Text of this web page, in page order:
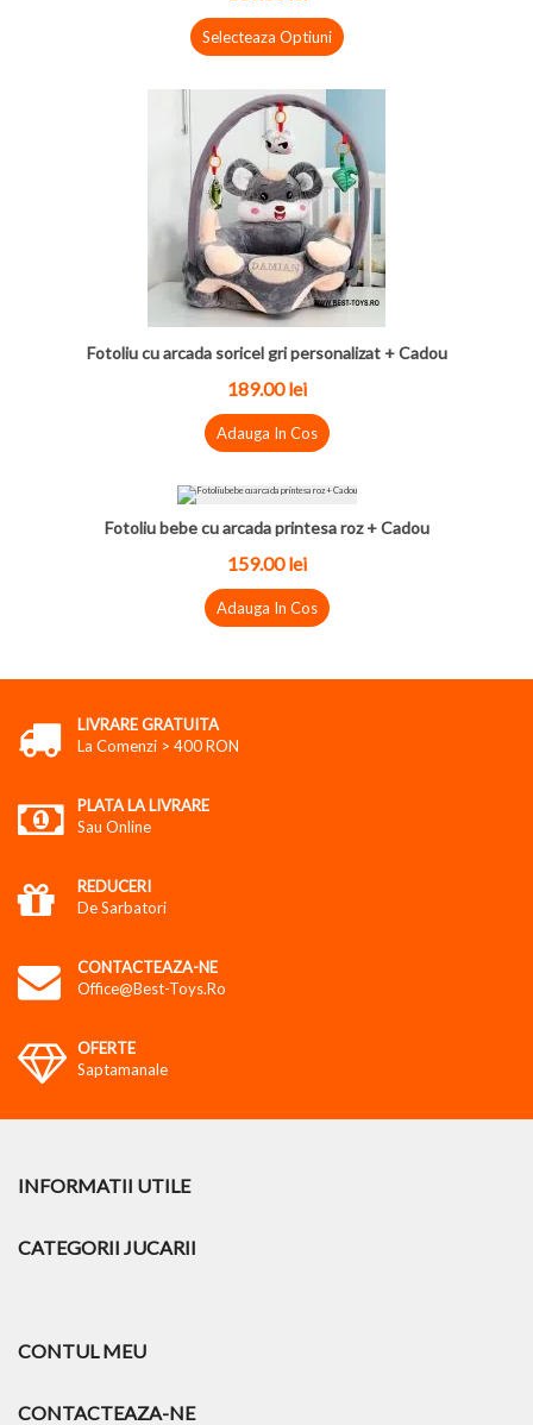
Selecteaza Optiuni
Fotoliu cu arcada soricel gri personalizat + Cadou
189.00lei
Adauga In Cos
Fotoliu bebe cu arcada printesa roz + Cadou
159.00lei
Adauga In Cos
LIVRARE GRATUITA
La Comenzi > 400 RON
PLATA LA LIVRARE
Sau Online
REDUCERI
De Sarbatori
CONTACTEAZA-NE
Office@best-Toys.ro
OFERTE
Saptamanale
INFORMATII UTILE
CATEGORII JUCARII
CONTUL MEU
CONTACTEAZA-NE